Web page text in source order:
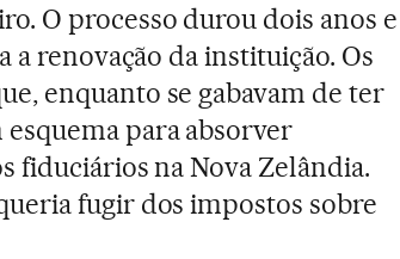
O processo durou dois anos e
renovação da instituição. Os
enquanto se gabavam de ter
para absorver
fiduciários na Nova Zelândia.
fugir dos impostos sobre